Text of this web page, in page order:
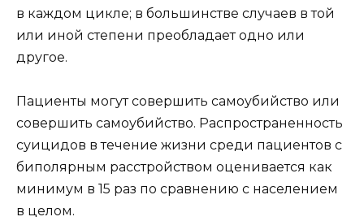
в каждом цикле; в большинстве случаев в той
или иной степени преобладает одно или
другое.
Пациенты могут совершить самоубийство или
совершить самоубийство. Распространенность
суицидов в течение жизни среди пациентов с
биполярным расстройством оценивается как
минимум в 15 раз по сравнению с населением
в целом.